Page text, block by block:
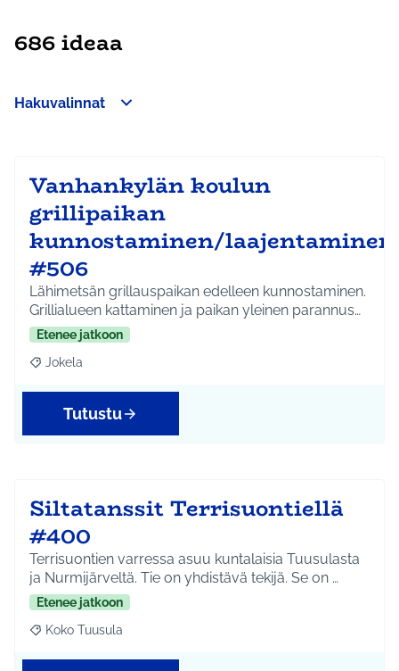
686 ideaa
Hakuvalinnat
−
Vanhankylän koulun
grillipaikan
kunnostaminen/laajentaminen
#506
Lähimetsän grillauspaikan edelleen kunnostaminen.
Grillialueen kattaminen ja paikan yleinen parannus…
Etenee jatkoon
Rajaa tulokset aihepiirin mukaan: Jokela
Jokela
Tutustu
Siltatanssit Terrisuontiellä
#400
Terrisuontien varressa asuu kuntalaisia Tuusulasta
ja Nurmijärveltä. Tie on yhdistävä tekijä. Se on …
Etenee jatkoon
Rajaa tulokset aihepiirin mukaan: Koko Tuusula
Koko Tuusula